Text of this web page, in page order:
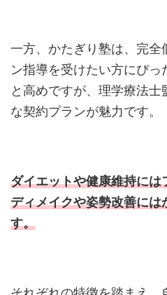
一方、かたぎり塾は、完全
ン指導を受けたい方にぴ
と高めですが、理学療法
な契約プランが魅力です。
ダイエットや健康維持に
ディメイクや姿勢改善に
す。